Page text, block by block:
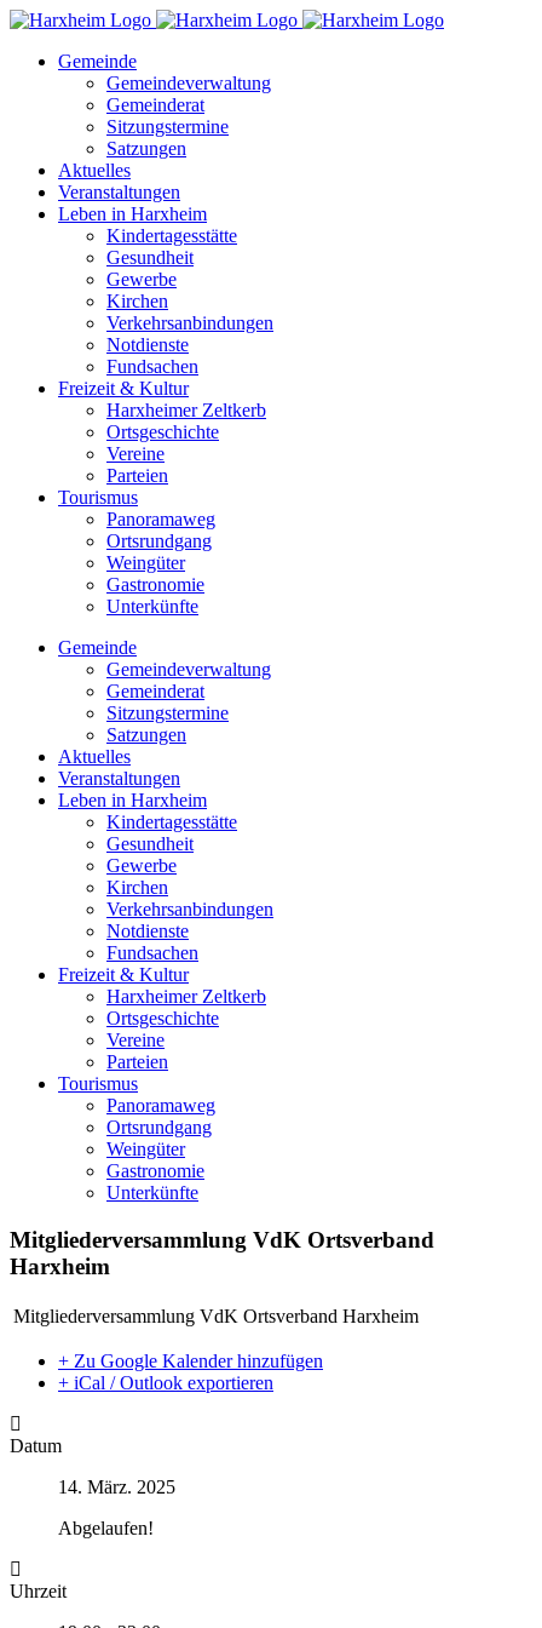
Zum
springenGemeinde
Gemeindeverwaltung
Gemeinderat
Sitzungstermine
Satzungen
Aktuelles
Veranstaltungen
Leben in Harxheim
Kindertagesstätte
Gesundheit
Gewerbe
Kirchen
Verkehrsanbindungen
Notdienste
Fundsachen
Freizeit & Kultur
Harxheimer Zeltkerb
Ortsgeschichte
Vereine
Parteien
Tourismus
Panoramaweg
Ortsrundgang
Weingüter
Gastronomie
Unterkünfte
Gemeinde
Gemeindeverwaltung
Gemeinderat
Sitzungstermine
Satzungen
Aktuelles
Veranstaltungen
Leben in Harxheim
Kindertagesstätte
Gesundheit
Gewerbe
Kirchen
Verkehrsanbindungen
Notdienste
Fundsachen
Freizeit & Kultur
Harxheimer Zeltkerb
Ortsgeschichte
Vereine
Parteien
Tourismus
Panoramaweg
Ortsrundgang
Weingüter
Gastronomie
Unterkünfte
Mitgliederversammlung VdK Ortsverband
Harxheim
Mitgliederversammlung VdK Ortsverband Harxheim
+ Zu Google Kalender hinzufügen
+ iCal / Outlook exportieren
Datum
14. März. 2025
Abgelaufen!
Uhrzeit